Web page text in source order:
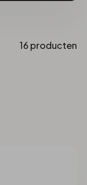
16 producten